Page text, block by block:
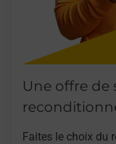
Une offre
Faites le choix du